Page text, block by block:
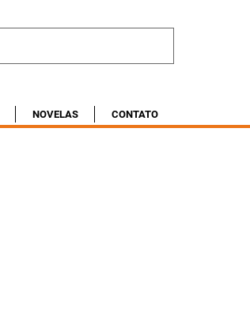
NOVELAS CONTATO